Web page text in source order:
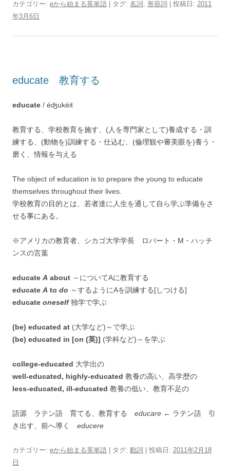
カテゴリー: eから始まる英単語 | タグ: 名詞 , 形容詞 | 投稿日: 2011
年3月6日
educate 教育する
educate / éʤukèit
教育する、学校教育を施す、(人を専門家として)養成する・訓
練する、(動物を)訓練する・仕込む、(倫理観や審美眼を)養う・
磨く、情報を与える
The object of education is to prepare the young to educate
themselves throughout their lives.
学校教育の目的とは、若者達に人生を通して自ら学ぶ準備をさ
せる事にある。
※アメリカの教育者、シカゴ大学学長 ロバート・M・ハッチ
ンスの言葉
educate A about ～についてAに教育する
educate A to do ～するようにAを訓練する[しつける]
educate oneself独学で学ぶ
(be) educated at (大学など)～で学ぶ
(be) educated in [on (英)] (学科など)～を学ぶ
college-educated 大学出の
well-educated, highly-educated 教養の高い、高学歴の
less-educated, ill-educated 教養の低い、教育不足の
語源 ラテン語 育てる、教育する educare ← ラテン語 引
き出す、前へ導く educere
カテゴリー: eから始まる英単語 | タグ: 動詞 | 投稿日: 2011年2月18
日